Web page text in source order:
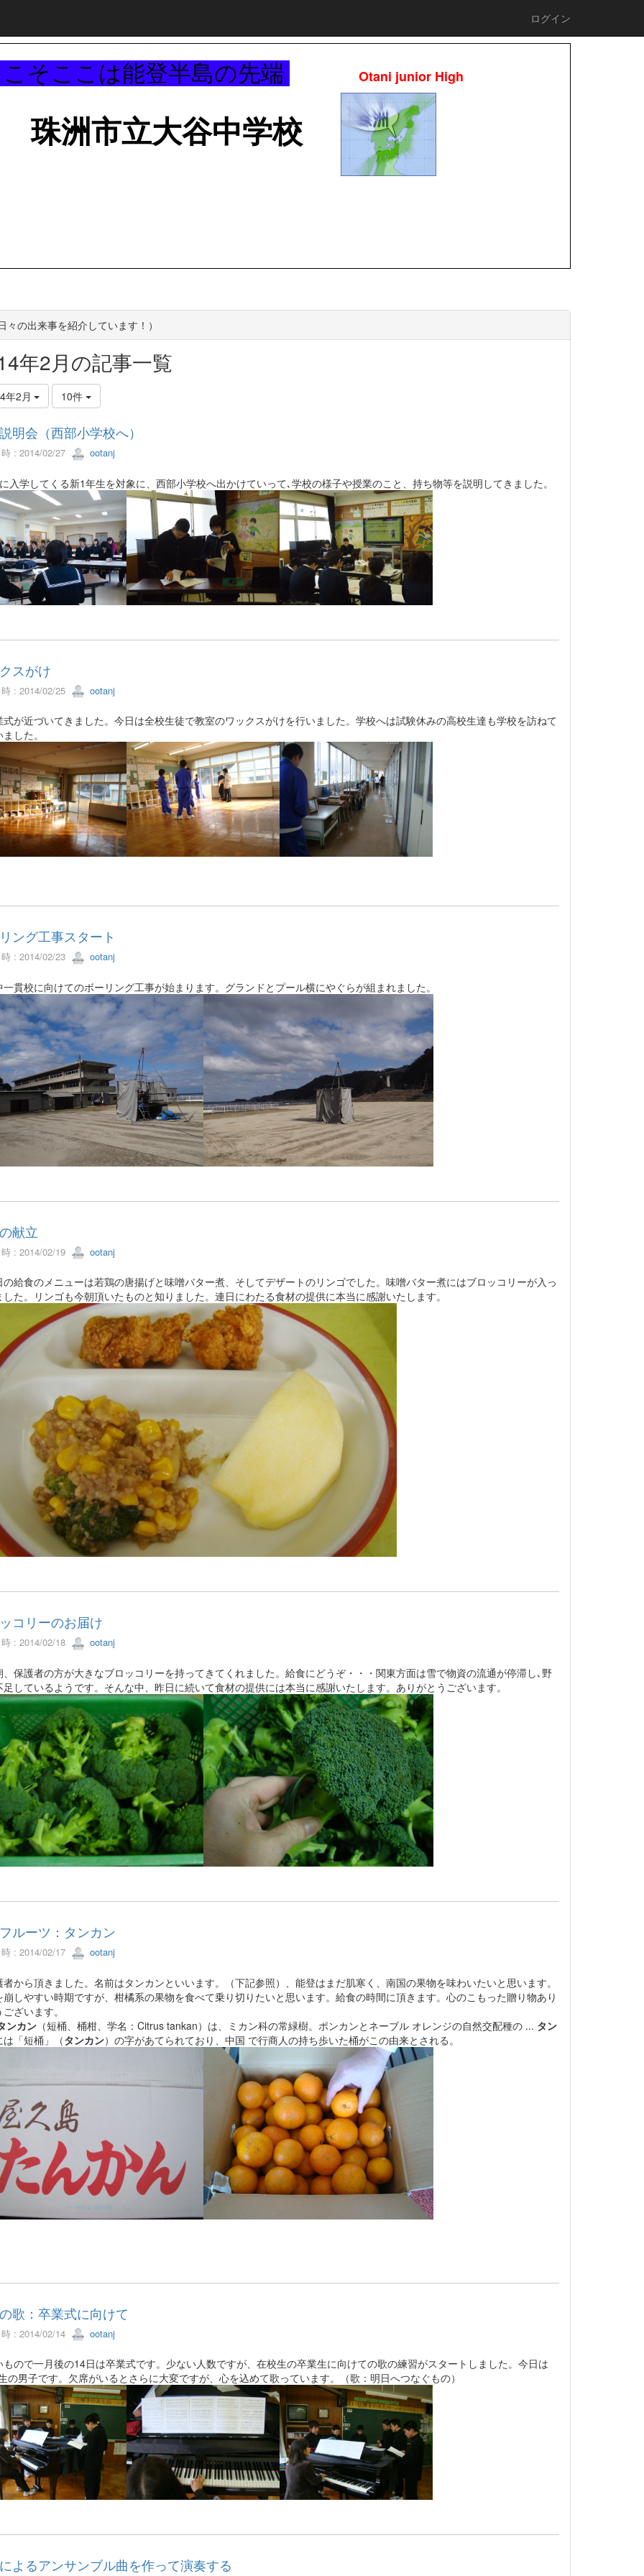
ログイン
そここは能登半島の先端 Otani junior High
洲市立大谷中学校
々の出来事を紹介しています！）
年2月の記事一覧
年2月 10件
明会（西部小学校へ）
: 2014/02/27 ootanj
学してくる新1年生を対象に、西部小学校へ出かけていって､学校の様子や授業のこと、持ち物等を説明してきました。
スがけ
: 2014/02/25 ootanj
が近づいてきました。今日は全校生徒で教室のワックスがけを行いました。学校へは試験休みの高校生達も学校を訪ねて
した。
ング工事スタート
: 2014/02/23 ootanj
貫校に向けてのボーリング工事が始まります。グランドとプール横にやぐらが組まれました。
献立
: 2014/02/19 ootanj
給食のメニューは若鶏の唐揚げと味噌バター煮、そしてデザートのリンゴでした。味噌バター煮にはブロッコリーが入っ
た。リンゴも今朝頂いたものと知りました。連日にわたる食材の提供に本当に感謝いたします。
コリーのお届け
: 2014/02/18 ootanj
保護者の方が大きなブロッコリーを持ってきてくれました。給食にどうぞ・・・関東方面は雪で物資の流通が停滞し､野
しているようです。そんな中、昨日に続いて食材の提供には本当に感謝いたします。ありがとうございます。
ルーツ：タンカン
: 2014/02/17 ootanj
から頂きました。名前はタンカンといいます。（下記参照）、能登はまだ肌寒く、南国の果物を味わいたいと思います。
崩しやすい時期ですが、柑橘系の果物を食べて乗り切りたいと思います。給食の時間に頂きます。心のこもった贈り物あり
ざいます。
ンカン（短桶、桶柑、学名：Citrus tankan）は、ミカン科の常緑樹。ポンカンとネーブル オレンジの自然交配種の ... タン
は「短桶」（タンカン）の字があてられており、中国 で行商人の持ち歩いた桶がこの由来とされる。
歌：卒業式に向けて
: 2014/02/14 ootanj
ので一月後の14日は卒業式です。少ない人数ですが、在校生の卒業生に向けての歌の練習がスタートしました。今日は
の男子です。欠席がいるとさらに大変ですが、心を込めて歌っています。（歌：明日へつなぐもの）
よるアンサンブル曲を作って演奏する